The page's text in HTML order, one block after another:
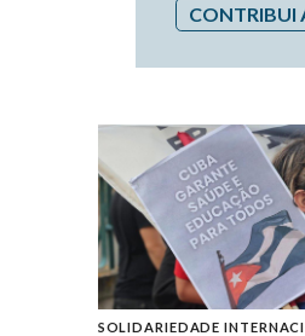
CONTRIBUI
SOLIDARIEDADE